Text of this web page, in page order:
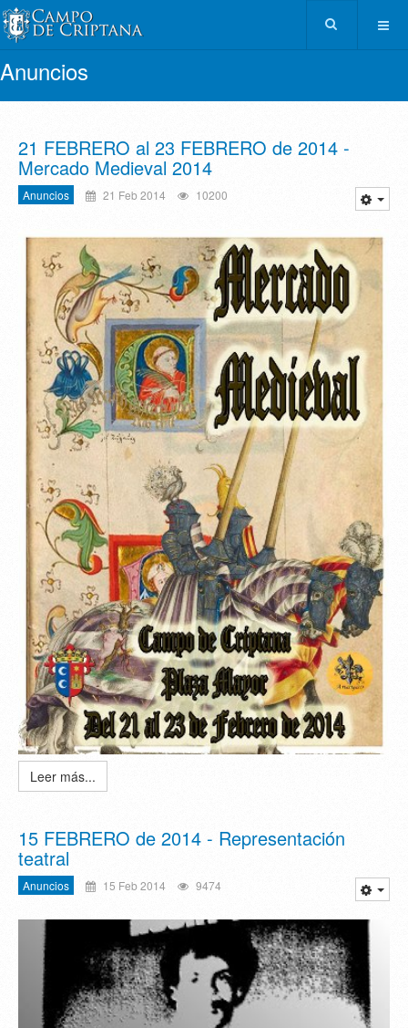
Anuncios
21 FEBRERO al 23 FEBRERO de 2014 -
Mercado Medieval 2014
Anuncios 21 Feb 2014 10200
Leer más...
15 FEBRERO de 2014 - Representación
teatral
Anuncios 15 Feb 2014 9474